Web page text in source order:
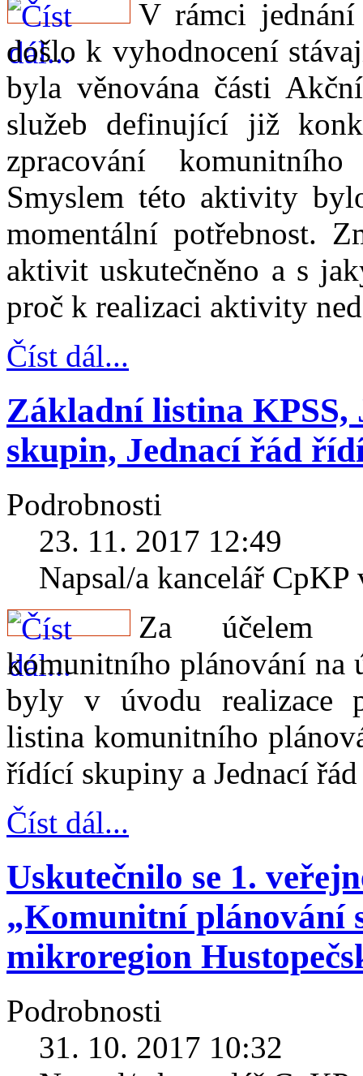
V rámci
došlo k vyhodnocení
byla věnována části
služeb definující již
zpracování
Smyslem této aktivity
momentální potřebnost.
aktivit uskutečněno a s
proč k realizaci aktivity
Číst dál...
Základní listina KPSS,
skupin, Jednací řád
Podrobnosti
23. 11. 2017 12:49
Napsal/a kancelář
Za účelem
komunitního plánování na
byly v úvodu realizace
listina komunitního
řídící skupiny a Jednací
Číst dál...
Uskutečnilo se 1.
„Komunitní plánování
mikroregion
Podrobnosti
31. 10. 2017 10:32